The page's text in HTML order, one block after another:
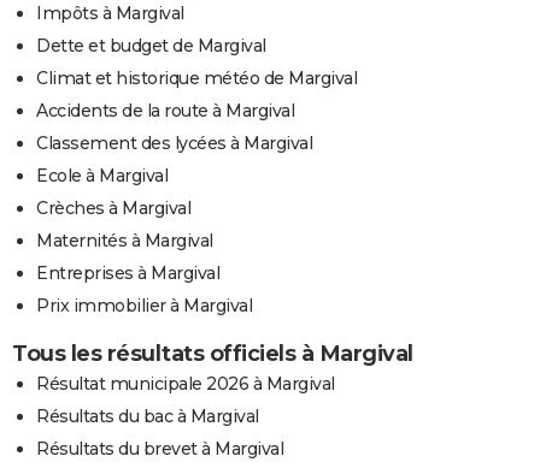
Impôts à Margival
Dette et budget de Margival
Climat et historique météo de Margival
Accidents de la route à Margival
Classement des lycées à Margival
Ecole à Margival
Crèches à Margival
Maternités à Margival
Entreprises à Margival
Prix immobilier à Margival
Tous les résultats officiels à Margival
Résultat municipale 2026 à Margival
Résultats du bac à Margival
Résultats du brevet à Margival